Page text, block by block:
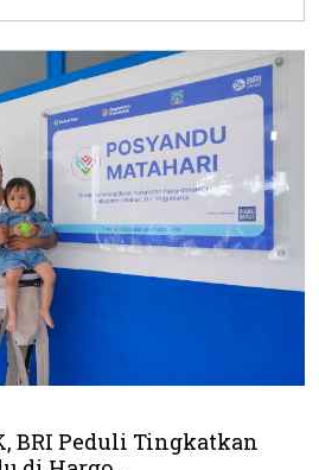
BRI Peduli Tingkatkan